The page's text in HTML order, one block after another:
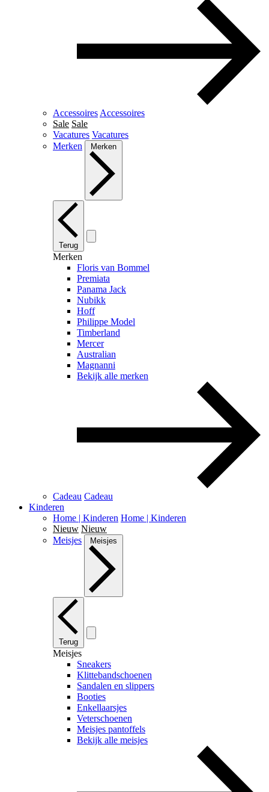
Accessoires Accessoires
Sale Sale
Vacatures Vacatures
Merken
Merken
Terug
Merken
Floris van Bommel
Premiata
Panama Jack
Nubikk
Hoff
Philippe Model
Timberland
Mercer
Australian
Magnanni
Bekijk alle merken
Cadeau Cadeau
Kinderen
Home | Kinderen Home | Kinderen
Nieuw Nieuw
Meisjes
Meisjes
Terug
Meisjes
Sneakers
Klittebandschoenen
Sandalen en slippers
Booties
Enkellaarsjes
Veterschoenen
Meisjes pantoffels
Bekijk alle meisjes